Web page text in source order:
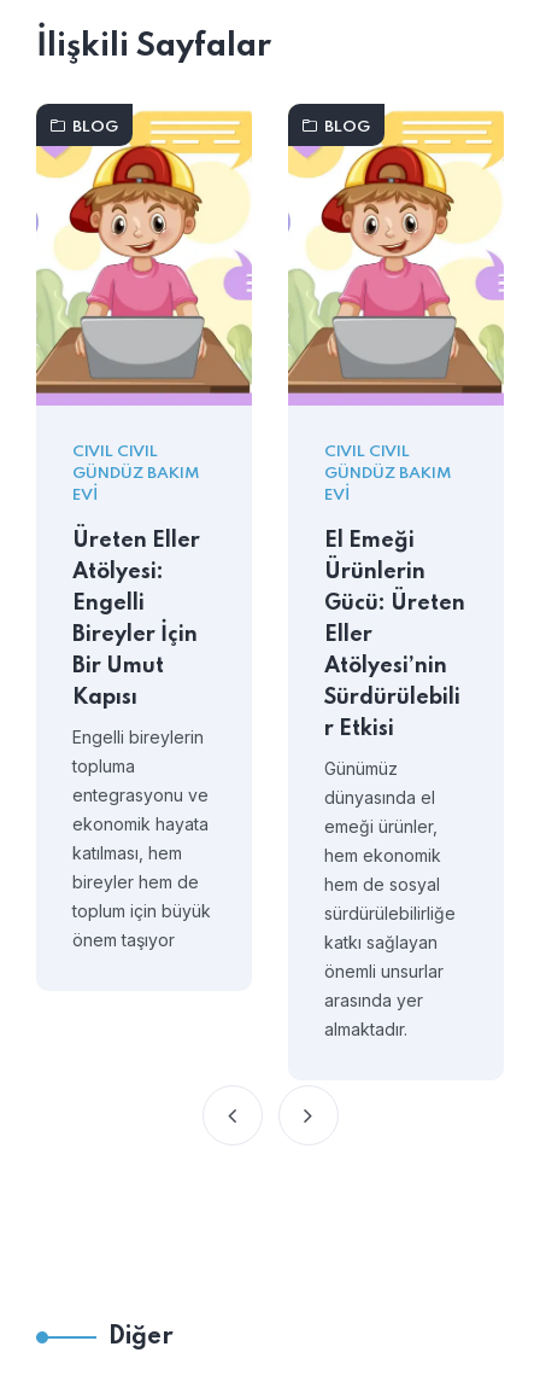
İlişkili Sayfalar
BLOG
CIVIL CIVIL
GÜNDÜZ BAKIM
EVI
Üreten Eller
Atölyesi:
Engelli
Bireyler İçin
Bir Umut
Kapısı
Engelli bireylerin
topluma
entegrasyonu ve
ekonomik hayata
katılması, hem
bireyler hem de
toplum için büyük
önem taşıyor
BLOG
CIVIL CIVIL
GÜNDÜZ BAKIM
EVI
El Emeği
Ürünlerin
Gücü: Üreten
Eller
Atölyesi’nin
Sürdürülebili
r Etkisi
Günümüz
dünyasında el
emeği ürünler,
hem ekonomik
hem de sosyal
sürdürülebilirliğe
katkı sağlayan
önemli unsurlar
arasında yer
almaktadır.
Diğer